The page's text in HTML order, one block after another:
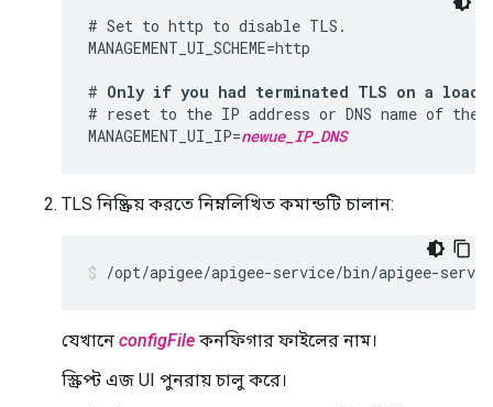
# Set to http to disable TLS.
MANAGEMENT_UI_SCHEME=http
# Only if you had terminated TLS on a load
# reset to the IP address or DNS name of the
MANAGEMENT_UI_IP=newue_IP_DNS
TLS নিষ্ক্রিয় করতে নিম্নলিখিত কমান্ডটি চালান:
/opt/apigee/apigee-service/bin/apigee-
যেখানে configFile কনফিগার ফাইলের নাম।
স্ক্রিপ্ট এজ UI পুনরায় চালু করে।